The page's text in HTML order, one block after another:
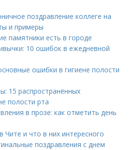
поздравление коллеге на
и примеры
памятники есть в городе
10 ошибок в ежедневной
ошибки в гигиене полости
15 распространённых
полости рта
в прозе: как отметить день
Чите и что в них интересного
поздравления с днем